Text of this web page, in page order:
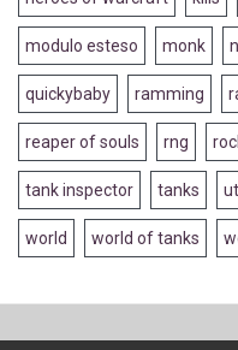
modulo esteso monk
quickybaby ramming
reaper of souls rng
tank inspector tanks
world world of tanks